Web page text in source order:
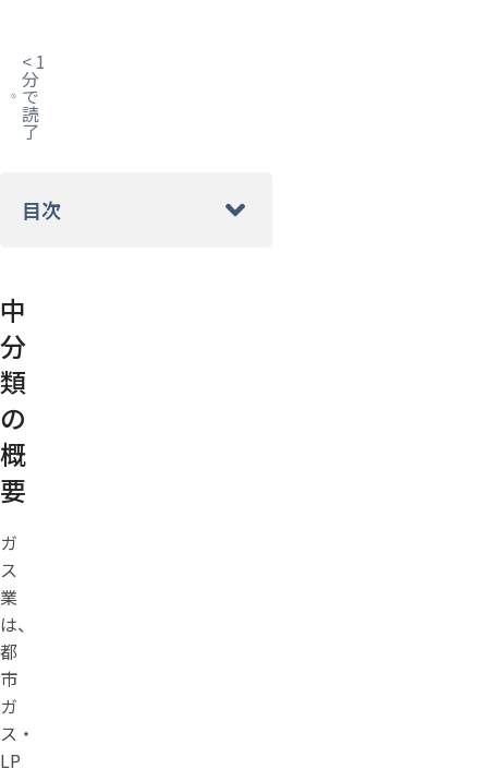
< 1
分
で
読
了
目次
中
分
類
の
概
要
ガ
ス
業
は、
都
市
ガ
ス・
LP